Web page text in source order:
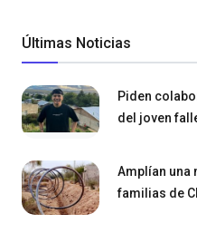
Últimas Noticias
Piden
del joven
Amplían una
familias de